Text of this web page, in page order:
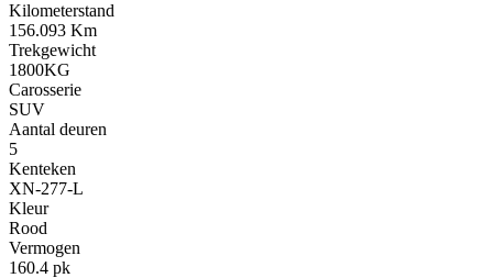
Kilometerstand
156.093 Km
Trekgewicht
1800KG
Carosserie
SUV
Aantal deuren
5
Kenteken
XN-277-L
Kleur
Rood
Vermogen
160.4 pk